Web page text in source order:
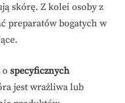
skórę. Z kolei osoby z
preparatów bogatych w
specyficznych
jest wrażliwa lub